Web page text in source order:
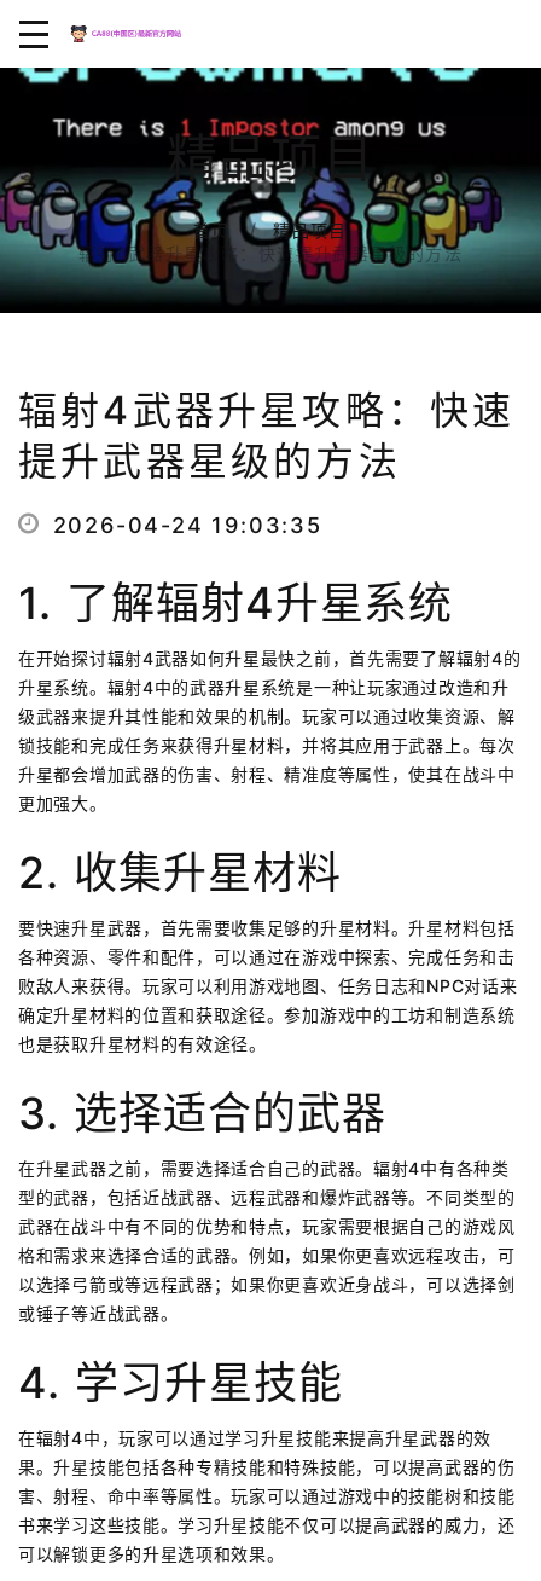
精品项目
首页
精品项目
辐射4武器升星攻略：快速提升武器星级的方法
辐射4武器升星攻略：快速
提升武器星级的方法
2026-04-24 19:03:35
1. 了解辐射4升星系统
在开始探讨辐射4武器如何升星最快之前，首先需要了解辐射4的
升星系统。辐射4中的武器升星系统是一种让玩家通过改造和升
级武器来提升其性能和效果的机制。玩家可以通过收集资源、解
锁技能和完成任务来获得升星材料，并将其应用于武器上。每次
升星都会增加武器的伤害、射程、精准度等属性，使其在战斗中
更加强大。
2. 收集升星材料
要快速升星武器，首先需要收集足够的升星材料。升星材料包括
各种资源、零件和配件，可以通过在游戏中探索、完成任务和击
败敌人来获得。玩家可以利用游戏地图、任务日志和NPC对话来
确定升星材料的位置和获取途径。参加游戏中的工坊和制造系统
也是获取升星材料的有效途径。
3. 选择适合的武器
在升星武器之前，需要选择适合自己的武器。辐射4中有各种类
型的武器，包括近战武器、远程武器和爆炸武器等。不同类型的
武器在战斗中有不同的优势和特点，玩家需要根据自己的游戏风
格和需求来选择合适的武器。例如，如果你更喜欢远程攻击，可
以选择弓箭或等远程武器；如果你更喜欢近身战斗，可以选择剑
或锤子等近战武器。
4. 学习升星技能
在辐射4中，玩家可以通过学习升星技能来提高升星武器的效
果。升星技能包括各种专精技能和特殊技能，可以提高武器的伤
害、射程、命中率等属性。玩家可以通过游戏中的技能树和技能
书来学习这些技能。学习升星技能不仅可以提高武器的威力，还
可以解锁更多的升星选项和效果。